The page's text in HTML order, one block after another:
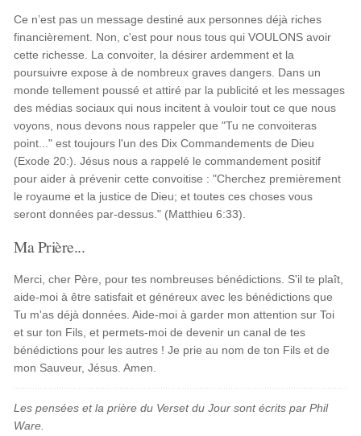
Ce n’est pas un message destiné aux personnes déjà riches
financièrement. Non, c'est pour nous tous qui VOULONS avoir
cette richesse. La convoiter, la désirer ardemment et la
poursuivre expose à de nombreux graves dangers. Dans un
monde tellement poussé et attiré par la publicité et les messages
des médias sociaux qui nous incitent à vouloir tout ce que nous
voyons, nous devons nous rappeler que "Tu ne convoiteras
point..." est toujours l'un des Dix Commandements de Dieu
(Exode 20:). Jésus nous a rappelé le commandement positif
pour aider à prévenir cette convoitise : "Cherchez premièrement
le royaume et la justice de Dieu; et toutes ces choses vous
seront données par-dessus." (Matthieu 6:33).
Ma Prière...
Merci, cher Père, pour tes nombreuses bénédictions. S'il te plaît,
aide-moi à être satisfait et généreux avec les bénédictions que
Tu m'as déjà données. Aide-moi à garder mon attention sur Toi
et sur ton Fils, et permets-moi de devenir un canal de tes
bénédictions pour les autres ! Je prie au nom de ton Fils et de
mon Sauveur, Jésus. Amen.
Les pensées et la prière du Verset du Jour sont écrits par Phil
Ware.